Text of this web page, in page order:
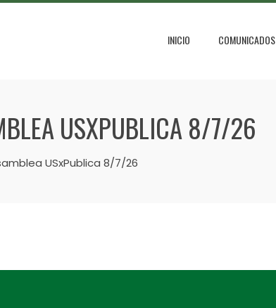
INICIO COMUNICADOS
USXPUBLICA 8/7/26
USxPublica 8/7/26